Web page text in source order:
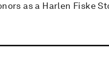
as a Harlen Fiske